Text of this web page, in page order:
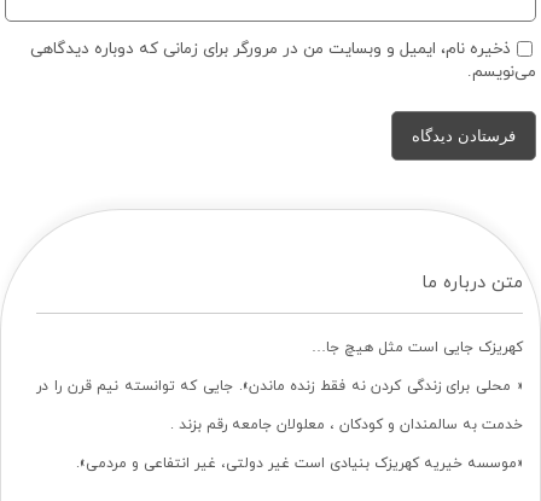
ذخیره نام، ایمیل و وبسایت من در مرورگر برای زمانی که دوباره دیدگاهی
می‌نویسم.
متن درباره ما
کهریزک جایی است مثل هیچ جا…
« محلی برای زندگی کردن نه فقط زنده ماندن». جایی که توانسته نیم قرن را در
خدمت به سالمندان و کودکان ، معلولان جامعه رقم بزند .
«موسسه خیریه کهریزک بنیادی است غیر دولتی، غیر انتفاعی و مردمی».